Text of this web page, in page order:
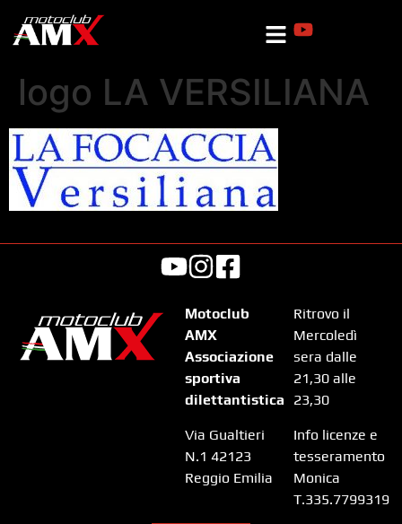
logo LA VERSILIANA
Motoclub
AMX
Associazione
sportiva
dilettantistica
Via Gualtieri
N.1 42123
Reggio Emilia
Ritrovo il
Mercoledì
sera dalle
21,30 alle
23,30
Info licenze e
tesseramento
Monica
T.335.7799319